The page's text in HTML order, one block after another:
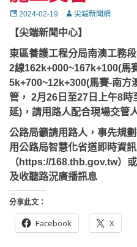
Posted
2024-02-19 Autor尖端新聞網
【尖端新聞中心】
東區養護工程分局南澳工務
2線162k+000~167k+100(馬
5k+700~12k+300(馬賽-南方
管， 2月26日至27日上午8時
延)，請用路人配合現場交管
公路局籲請用路人，事先規
用公路局智慧化省道即時資
（https://168.thb.gov.tw）
及收聽路況廣播訊息
分享此文：
Facebook X